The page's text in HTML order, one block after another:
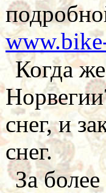
Когда
снег, и
снег.
За